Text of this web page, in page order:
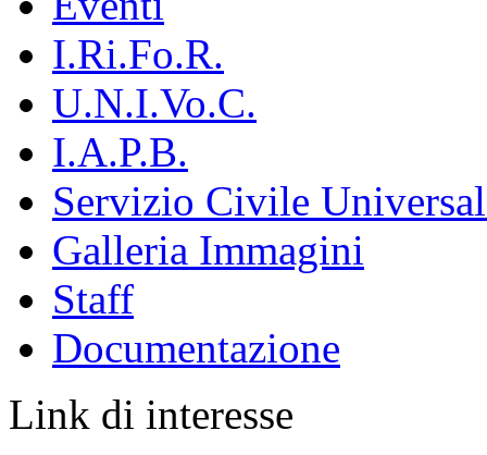
I.Ri.Fo.R.
U.N.I.Vo.C.
I.A.P.B.
Servizio Civile
Galleria Immagini
Staff
Documentazione
Link di interesse